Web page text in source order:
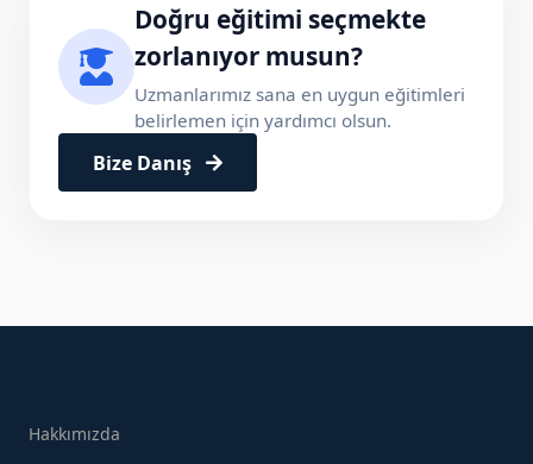
Doğru eğitimi seçmekte
zorlanıyor musun?
Uzmanlarımız sana en uygun eğitimleri
belirlemen için yardımcı olsun.
Bize Danış
Hakkımızda